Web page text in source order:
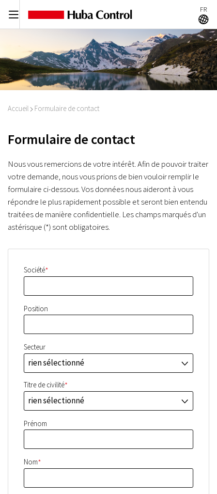
C FR
A
Accueil I Formulaire de contact
Formulaire de contact
Nous vous remercions de votre intérêt. Afin de pouvoir traiter
votre demande, nous vous prions de bien vouloir remplir le
formulaire ci-dessous. Vos données nous aideront à vous
répondre le plus rapidement possible et seront bien entendu
traitées de manière confidentielle. Les champs marqués d'un
astérisque (*) sont obligatoires.
Société*
Position
Secteur
rien sélectionné J
Titre de civilité*
rien sélectionné
J
Prénom
Nom*